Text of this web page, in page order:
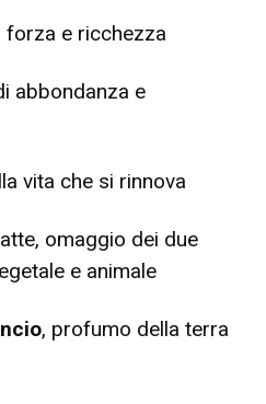
forza e ricchezza
abbondanza e
vita che si rinnova
omaggio dei due
e animale
, profumo della terra